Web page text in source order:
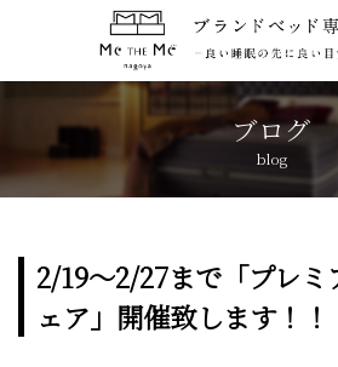
ブログ
blog
2/19～2/27まで「プレミ
ェア」開催致します！！
トップページ
アクセス